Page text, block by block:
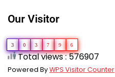
Our Visitor
3 0 3 7 9 6
Total views : 576907
Powered ByWPS Visitor Counter